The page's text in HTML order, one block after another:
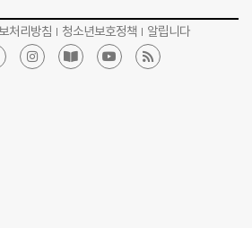
처리방침 청소년보호정책 알립니다